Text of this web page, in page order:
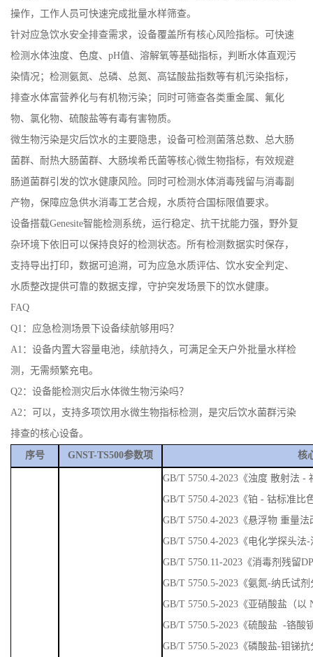
操作，工作人员可快速完成批量水样筛查。
针对应急饮水安全排查需求，设备覆盖所有核心风险指标。可快速
检测水体浊度、色度、pH值、溶解氧等基础指标，判断水体直观污
染情况；检测氨氮、总磷、总氮、高锰酸盐指数等有机污染指标，
排查水体富营养化与有机物污染；同时可筛查各类重金属、氟化
物、氯化物、硫酸盐等有毒有害物质。
微生物污染是灾后饮水的主要隐患，设备可检测菌落总数、总大肠
菌群、耐热大肠菌群、大肠埃希氏菌等核心微生物指标，有效规避
肠道菌群引发的饮水健康风险。同时可检测水体消毒残留与消毒副
产物，保障应急供水消毒工艺合规，水质符合国标限值要求。
设备搭载Genesite智能检测系统，运行稳定、抗干扰能力强，野外复
杂环境下依旧可以保持良好的检测状态。所有检测数据实时保存，
支持导出打印，数据可追溯，可为应急水质评估、饮水安全判定、
水质整改提供可靠的数据支撑，守护突发场景下的饮水健康。
FAQ
Q1：应急检测场景下设备续航够用吗？
A1：设备内置大容量电池，续航持久，可满足全天户外批量水样检
测，无需频繁充电。
Q2：设备能检测灾后水体微生物污染吗？
A2：可以，支持多项饮用水微生物指标检测，是灾后饮水菌群污染
排查的核心设备。
序号 GNST-TS500参数项 核
GB/T 5750.4-2023《浊度 散射法
GB/T 5750.4-2023《铂 - 钴标准比
GB/T 5750.4-2023《悬浮物 重量法
GB/T 5750.4-2023《电化学探头法
GB/T 5750.11-2023《消毒剂残留
GB/T 5750.5-2023《氨氮-纳氏试
GB/T 5750.5-2023《亚硝酸盐（
GB/T 5750.5-2023《硫酸盐 -铬酸
GB/T 5750.5-2023《磷酸盐-钼锑